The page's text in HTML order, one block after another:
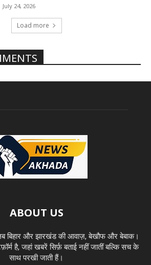
July 24, 2026
Load more
ABOUT US
बिहार और झारखंड की आवाज़, बेखौफ और बेबाक।
है, जहां खबरें सिर्फ़ बताई नहीं जातीं बल्कि सच के
साथ परखी जाती हैं।